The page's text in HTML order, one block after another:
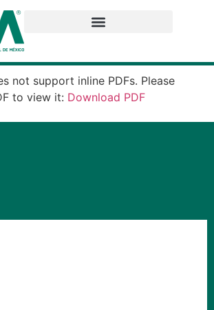
not support inline PDFs. Please
to view it: Download PDF